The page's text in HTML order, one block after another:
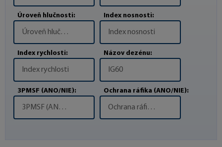
Úroveň hlučnosti:
Úroveň hlučnosti
Index nosnosti:
Index nosnosti
Index rychlosti:
Index rychlosti
Názov dezénu:
IG60
3PMSF (ANO/NIE):
3PMSF (ANO/NIE)
Ochrana ráfika (ANO/NIE):
Ochrana ráfika (ANO/NIE)